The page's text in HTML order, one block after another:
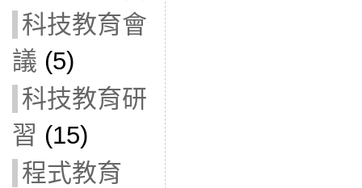
科技教育會
議 (5)
科技教育研
習 (15)
程式教育